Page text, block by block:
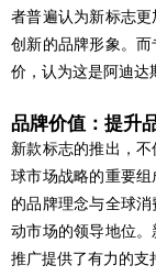
者普遍认为新标志
创新的品牌形象。
价，认为这是阿迪达
品牌价值：提升
新款标志的推出，
球市场战略的重要
的品牌理念与全球
动市场的领导地位
推广提供了有力的支